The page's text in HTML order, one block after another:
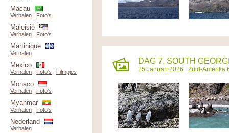
DAG 7, SOUTH
25 Januari 2026 | Zuid-Amerika
Macau
Verhalen | Foto's
Maleisië
Verhalen | Foto's
Martinique
Verhalen
Mexico
Verhalen | Foto's | Filmpjes
Monaco
Verhalen | Foto's
Myanmar
Verhalen | Foto's
Nederland
Verhalen